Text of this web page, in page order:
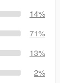
14%
71%
13%
2%